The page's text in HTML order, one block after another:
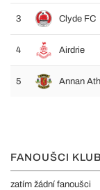
3 Clyde FC
4 Airdrie
5 Annan
FANOUŠCI
zatím žádní fanoušci